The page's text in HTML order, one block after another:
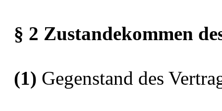
§ 2 Zustandekommen
(1) Gegenstand des